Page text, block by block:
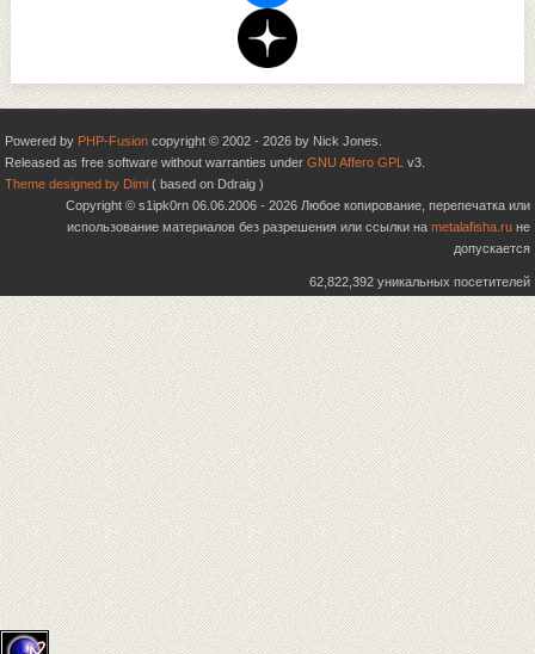
Powered by PHP-Fusion copyright © 2002 - 2026 by Nick Jones.
Released as free software without warranties under GNU Affero GPL v3.
Theme designed by Dimi ( based on Ddraig )
Copyright © s1ipk0rn 06.06.2006 - 2026 Любое копирование, перепечатка или
использование материалов без разрешения или ссылки на metalafisha.ru не
допускается
62,822,392 уникальных посетителей